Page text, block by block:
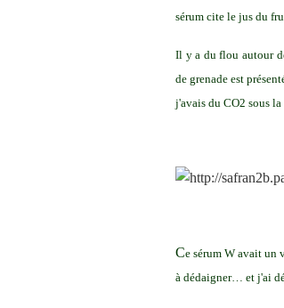
sérum cite le jus du
Il y a du flou autour
de grenade est
j'avais du CO2 sous
Ce sérum W avait un
à dédaigner… et j'ai